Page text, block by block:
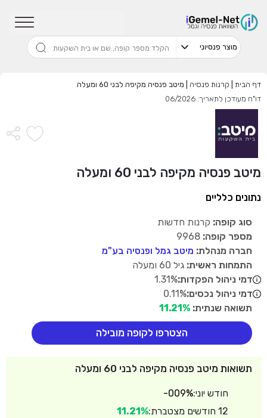
דף הבית קרנות פנסיה
מיטב פנסיה מקיפה לבני 60 ומעלה
דו"ח מעודכן לתאריך: 06/2026
מיטב פנסיה מקיפה לבני 60 ומעלה
נתונים כלליים
סוג קופה: קרנות חדשות
מספר קופה:
חברה מנהלת: מיטב גמל ופנסיה בע"מ
התמחות ראשית: גיל 60 ומעלה
דמי ניהול הפקדות:1.31%
דמי ניהול נכסים:0.11%
תשואה שנתית: 11.21%
הצטרפו לקופה מובילה
תשואות מיטב פנסיה מקיפה לבני 60 ומעלה
חודש יוני:-009%
12 חודשים מצטברת:
11.21%
מתכנן פיננסי (ללא עלות), השאירו פרטים:
אני מאשר שקראתי ומסכים
או מצדדים שלישיים.